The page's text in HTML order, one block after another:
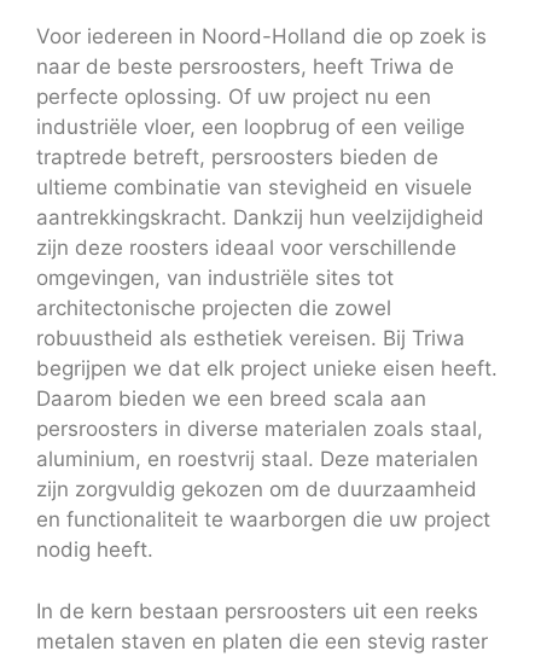
Voor iedereen in Noord-Holland die op zoek is
naar de beste persroosters, heeft Triwa de
perfecte oplossing. Of uw project nu een
industriële vloer, een loopbrug of een veilige
traptrede betreft, persroosters bieden de
ultieme combinatie van stevigheid en visuele
aantrekkingskracht. Dankzij hun veelzijdigheid
zijn deze roosters ideaal voor verschillende
omgevingen, van industriële sites tot
architectonische projecten die zowel
robuustheid als esthetiek vereisen. Bij Triwa
begrijpen we dat elk project unieke eisen heeft.
Daarom bieden we een breed scala aan
persroosters in diverse materialen zoals staal,
aluminium, en roestvrij staal. Deze materialen
zijn zorgvuldig gekozen om de duurzaamheid
en functionaliteit te waarborgen die uw project
nodig heeft.
In de kern bestaan persroosters uit een reeks
metalen staven en platen die een stevig raster